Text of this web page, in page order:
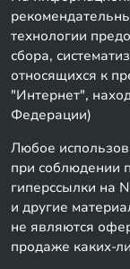
технологии
сбора,
относящихся к
"Интернет",
Федерации)
Любое
при соблюдении
гиперссылки на
и другие
не являются
продаже каких-